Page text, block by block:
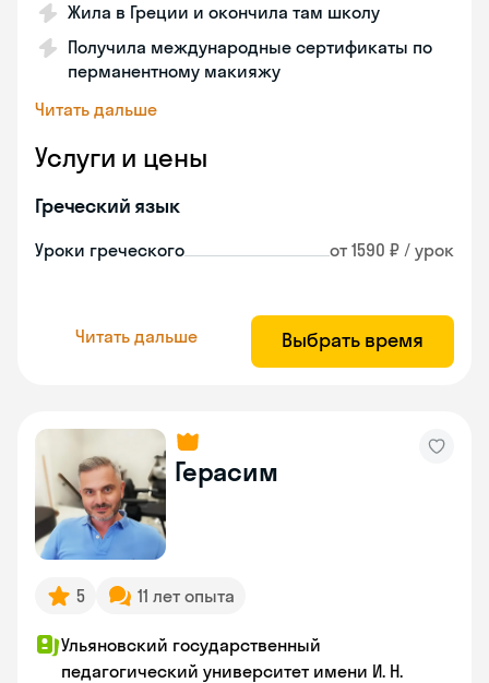
Жила в Греции и окончила там школу
Получила международные сертификаты по
перманентному макияжу
Читать дальше
Услуги и цены
Греческий язык
Уроки греческого от 1590 ₽ / урок
Читать дальше Выбрать время
Герасим
5 11 лет опыта
Ульяновский государственный
педагогический университет имени И. Н.